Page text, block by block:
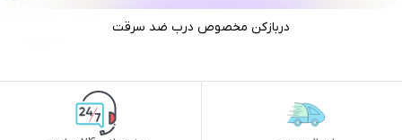
دربازکن مخصوص درب ضد سرقت